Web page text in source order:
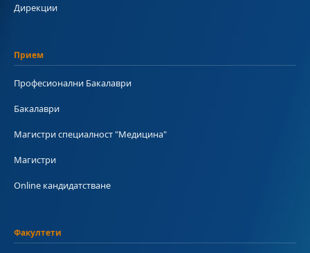
Дирекции
Прием
Професионални Бакалаври
Бакалаври
Магистри специалност "Медицина"
Магистри
Online кандидатстване
Факултети